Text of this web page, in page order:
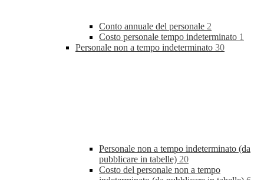
Conto annuale del personale 2
Costo personale tempo indeterminato 1
Personale non a tempo indeterminato 30
Personale non a tempo indeterminato (da
pubblicare in tabelle) 20
Costo del personale non a tempo